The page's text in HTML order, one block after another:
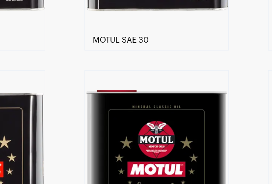
Händlersuche
MOTUL SAE 30